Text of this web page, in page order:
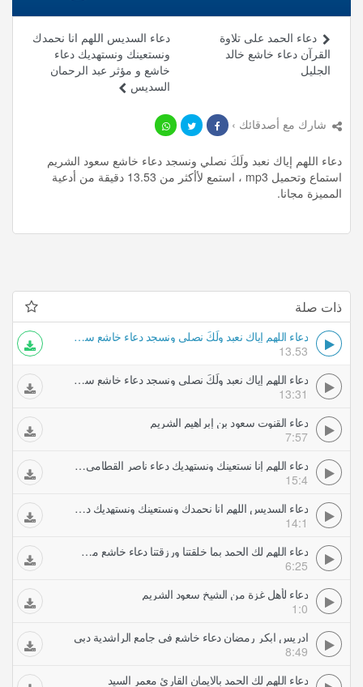
دعاء السديس اللهم انا نحمدك
ونستعينك ونستهديك دعاء
خاشع و مؤثر عبد الرحمان
السديس
دعاء الحمد على تلاوة
القرآن دعاء خاشع خالد
الجليل
شارك مع أصدقائك ›
دعاء اللهم إياك نعبد ولَكَ نصلي ونسجد دعاء خاشع سعود الشريم
استماع وتحميل mp3 ، استمع لأأكثر من 13.53 دقيقة من أدعية
المميزة مجانا.
ذات صلة
دعاء اللهم إياك نعبد ولَكَ نصلي ونسجد دعاء خاشع سعود الشريم
13.53
دعاء اللهم إياك نعبد ولَكَ نصلي ونسجد دعاء خاشع سعود الشريم
13:31
دعاء القنوت سعود بن إبراهيم الشريم
7:57
دعاء اللهم إنا نستعينك ونستهديك دعاء ناصر القطامي خاشع
15:4
دعاء السديس اللهم انا نحمدك ونستعينك ونستهديك دعاء خاشع و مؤثر عبد الرحمان السديس
14:1
دعاء اللهم لك الحمد بما خلقتنا ورزقتنا دعاء خاشع مشاري العفاسي
6:25
دعاء لأهل غزة من الشيخ سعود الشريم
1:0
ادريس ابكر رمضان دعاء خاشع في جامع الراشدية دبي
8:49
دعاء اللهم لك الحمد بالايمان القارئ معمر السيد